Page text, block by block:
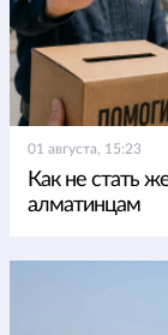
01 августа, 15:23
Как не стать
алматинцам